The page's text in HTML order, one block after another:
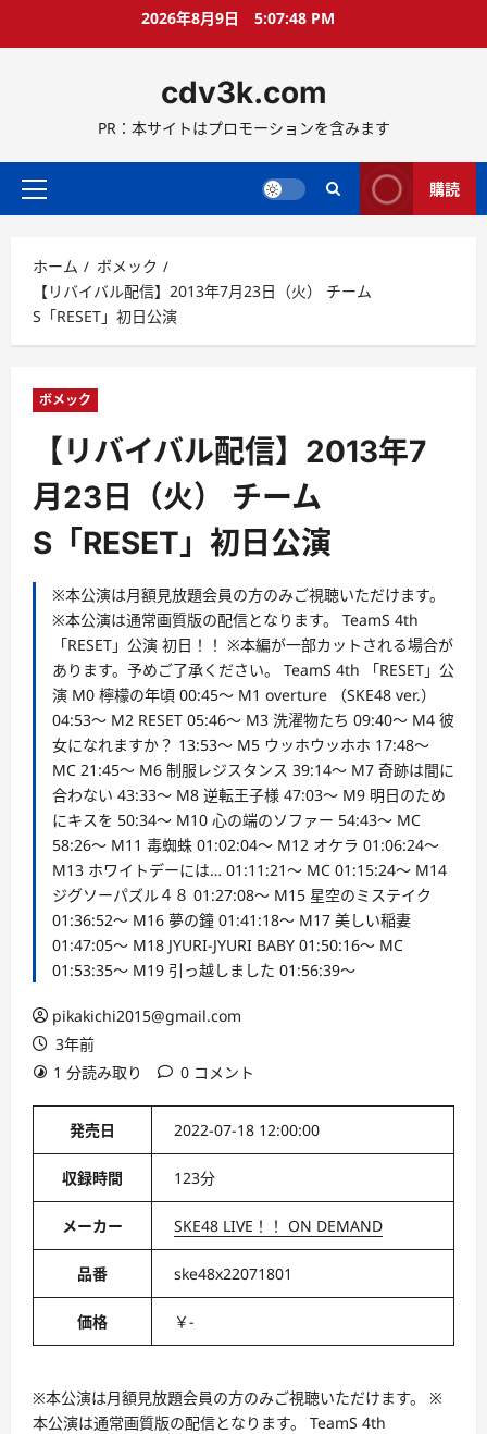
ス
ッ
2026年8月9日 5:07:48 PM
cdv3k.com
PR：本サイトはプロモーションを含みます
メ
メ
ニ
ュ
ー
購読
ホーム
ボメック
【リバイバル配信】2013年7月23日（火） チーム
S「RESET」初日公演
ボメック
【リバイバル配信】2013年7
月23日（火） チーム
S「RESET」初日公演
※本公演は月額見放題会員の方のみご視聴いただけます。
※本公演は通常画質版の配信となります。 TeamS 4th
「RESET」公演 初日！！ ※本編が一部カットされる場合が
あります。予めご了承ください。 TeamS 4th 「RESET」公
演 M0 檸檬の年頃 00:45～ M1 overture （SKE48 ver.）
04:53～ M2 RESET 05:46～ M3 洗濯物たち 09:40～ M4 彼
女になれますか？ 13:53～ M5 ウッホウッホホ 17:48～
MC 21:45～ M6 制服レジスタンス 39:14～ M7 奇跡は間に
合わない 43:33～ M8 逆転王子様 47:03～ M9 明日のため
にキスを 50:34～ M10 心の端のソファー 54:43～ MC
58:26～ M11 毒蜘蛛 01:02:04～ M12 オケラ 01:06:24～
M13 ホワイトデーには… 01:11:21～ MC 01:15:24～ M14
ジグソーパズル４８ 01:27:08～ M15 星空のミステイク
01:36:52～ M16 夢の鐘 01:41:18～ M17 美しい稲妻
01:47:05～ M18 JYURI-JYURI BABY 01:50:16～ MC
01:53:35～ M19 引っ越しました 01:56:39～
pikakichi2015@gmail.com
3年前
1 分読み取り
0 コメント
発売日 2022-07-18 12:00:00
収録時間 123分
メーカー SKE48 LIVE！！ ON DEMAND
品番 ske48x22071801
価格 ￥-
※本公演は月額見放題会員の方のみご視聴いただけます。 ※
本公演は通常画質版の配信となります。 TeamS 4th